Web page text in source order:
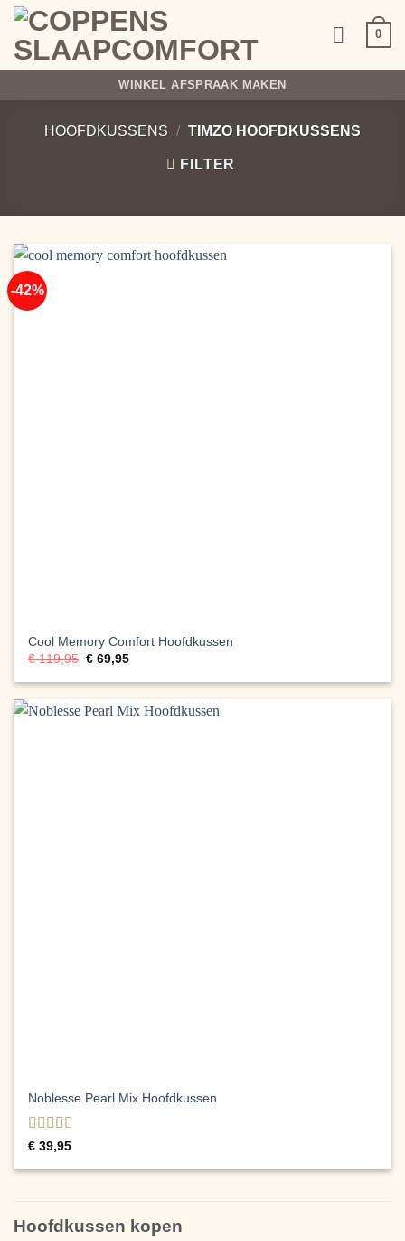
Ga
inhoud
0
WINKEL AFSPRAAK MAKEN
HOOFDKUSSENS / TIMZO HOOFDKUSSENS
FILTER
-42%
Cool Memory Comfort Hoofdkussen
€119,95 Oorspronkelijke
was:
€ 69,95Huidige
is:
Noblesse Pearl Mix Hoofdkussen
Gewaardeerd
€ 39,95
Hoofdkussen kopen